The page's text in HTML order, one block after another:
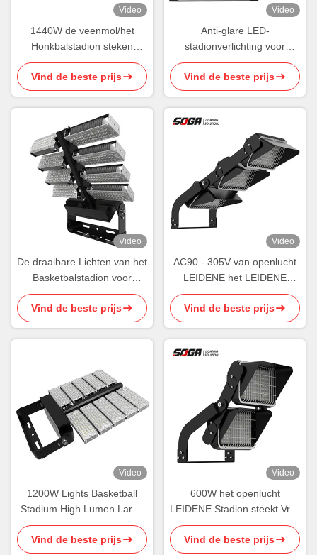
Video
1440W de veenmol/het
Honkbalstadion steken
Verduisterende Slimme
Draadloze Controle aan
Vind de beste prijs
Video
Anti-glare LED-
stadionverlichting voor
buiten Schijnwerper Precieze
hoek
Vind de beste prijs
Video
De draaibare Lichten van het
Basketbalstadion voor
Binnenplaats maken 960W
waterdicht
Vind de beste prijs
Video
AC90 - 305V van openlucht
LEIDENE het LEIDENE
Stadionlichten 600W Sporten
Aansteken
Vind de beste prijs
Video
1200W Lights Basketball
Stadium High Lumen Large
Area Outdoor Lighting ROHS
Vind de beste prijs
Video
600W het openlucht
LEIDENE Stadion steekt Vrije
aan Glans van de
Schijnwerper de Hoge
Vind de beste prijs